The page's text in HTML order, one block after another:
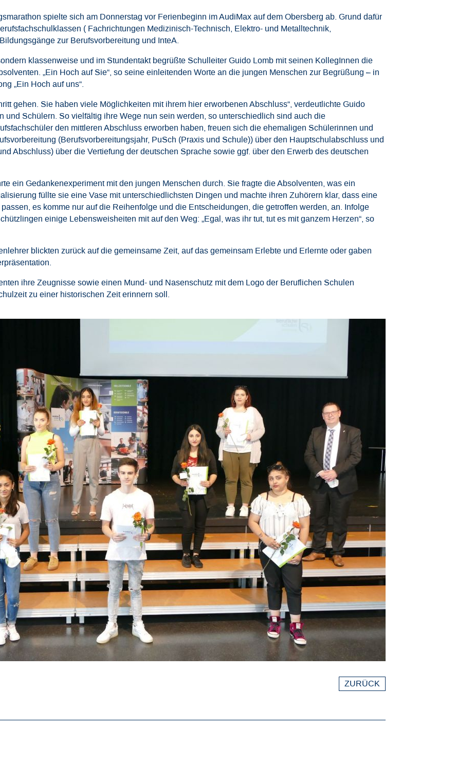
spielte sich am Donnerstag vor Ferienbeginn im AudiMax auf dem Obersberg ab. Grund dafür
( Fachrichtungen Medizinisch-Technisch, Elektro- und Metalltechnik,
zur Berufsvorbereitung und InteA.
klassenweise und im Stundentakt begrüßte Schulleiter Guido Lomb mit seinen KollegInnen die
„Ein Hoch auf Sie“, so seine einleitenden Worte an die jungen Menschen zur Begrüßung – in
„Ein Hoch auf uns“.
gehen. Sie haben viele Möglichkeiten mit ihrem hier erworbenen Abschluss“, verdeutlichte Guido
und Schülern. So vielfältig ihre Wege nun sein werden, so unterschiedlich sind auch die
den mittleren Abschluss erworben haben, freuen sich die ehemaligen Schülerinnen und
(Berufsvorbereitungsjahr, PuSch (Praxis und Schule)) über den Hauptschulabschluss und
Abschluss) über die Vertiefung der deutschen Sprache sowie ggf. über den Erwerb des deutschen
ein Gedankenexperiment mit den jungen Menschen durch. Sie fragte die Absolventen, was ein
füllte sie eine Vase mit unterschiedlichsten Dingen und machte ihren Zuhörern klar, dass eine
es komme nur auf die Reihenfolge und die Entscheidungen, die getroffen werden, an. Infolge
einige Lebensweisheiten mit auf den Weg: „Egal, was ihr tut, tut es mit ganzem Herzen“, so
blickten zurück auf die gemeinsame Zeit, auf das gemeinsam Erlebte und Erlernte oder gaben
ihre Zeugnisse sowie einen Mund- und Nasenschutz mit dem Logo der Beruflichen Schulen
zu einer historischen Zeit erinnern soll.
ZURÜCK